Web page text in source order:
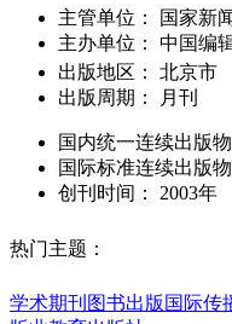
主管单位：
国家新
主办单位：
中国编
出版地区：
北京市
出版周期：
月刊
国内统一连续出版物
国际标准连续出版
创刊时间：
2003年
热门主题：
学术期刊 图书出版 国际传